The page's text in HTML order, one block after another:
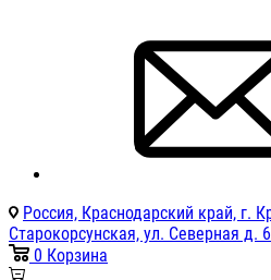
Россия, Краснодарский край, г.
Старокорсунская, ул. Северная д.
0 Корзина